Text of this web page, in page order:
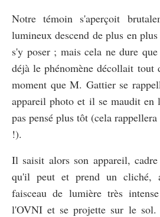
Notre témoin s'aperçoit
lumineux descend de plus en
s'y poser ; mais cela ne dure que
déjà le phénomène décollait tout
moment que M. Gattier se
appareil photo et il se maudit en
pas pensé plus tôt (cela
!).
Il saisit alors son appareil,
qu'il peut et prend un cliché,
faisceau de lumière très
l'OVNI et se projette sur le